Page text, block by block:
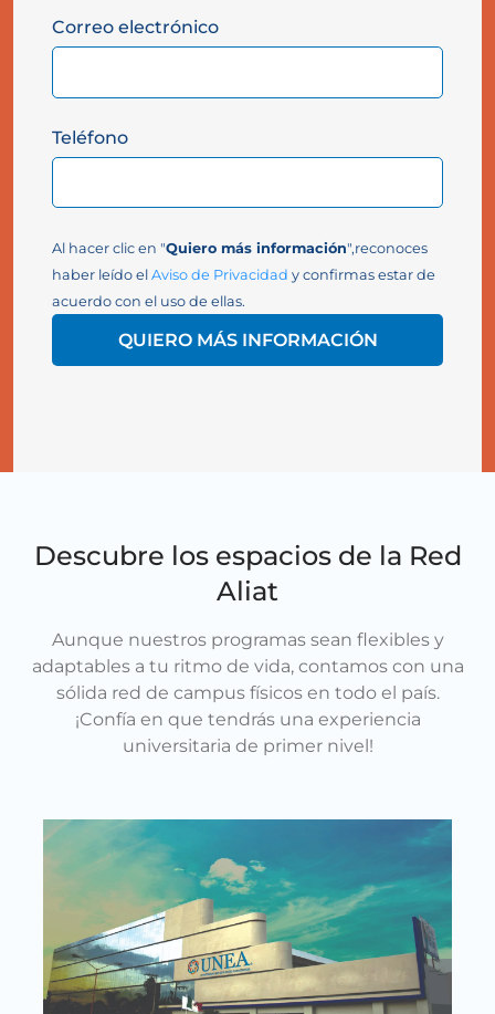
Correo electrónico
Teléfono
Al hacer clic en "Quiero más información",reconoces
haber leído el Aviso de Privacidad y confirmas estar de
acuerdo con el uso de ellas.
QUIERO MÁS INFORMACIÓN
Descubre los espacios de la Red
Aliat
Aunque nuestros programas sean flexibles y
adaptables a tu ritmo de vida, contamos con una
sólida red de campus físicos en todo el país.
¡Confía en que tendrás una experiencia
universitaria de primer nivel!